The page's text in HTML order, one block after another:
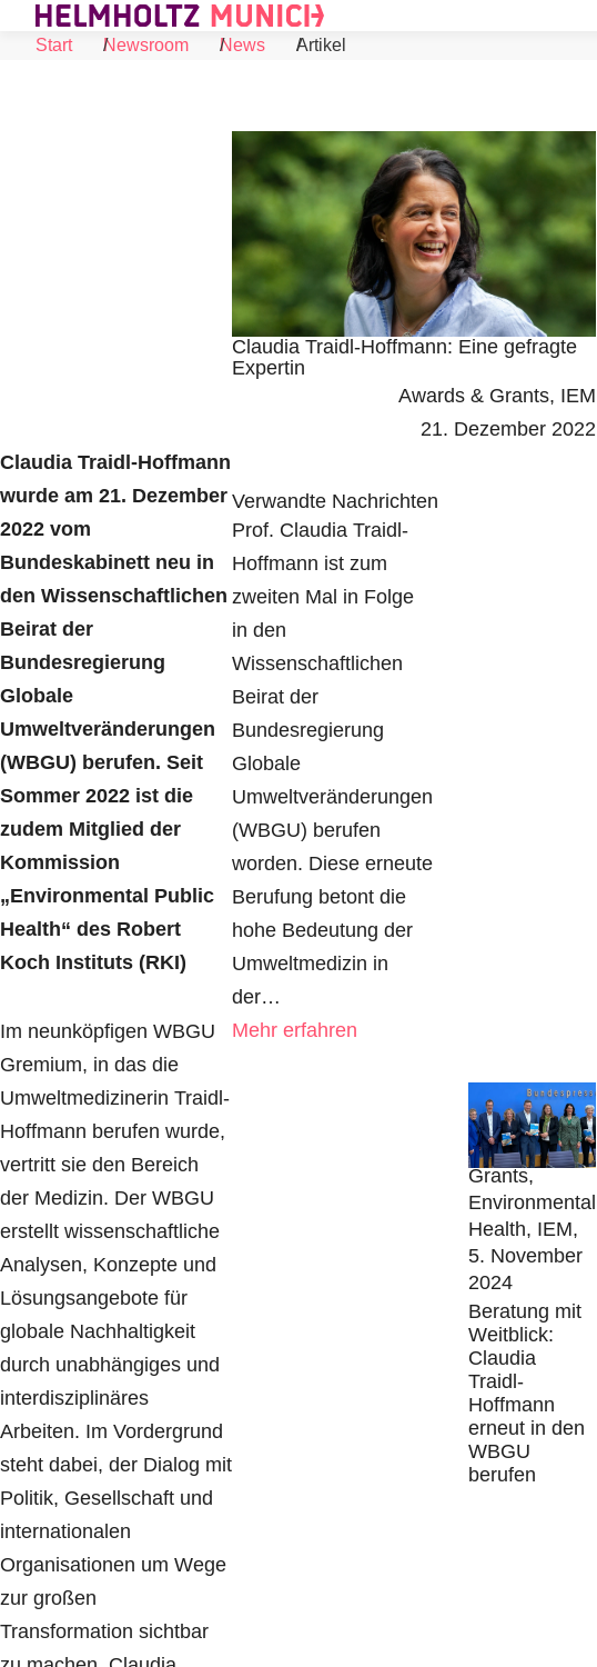
Skip to Content
Start
Newsroom News Artikel
Claudia Traidl-Hoffmann: Eine gefragte
Expertin
Awards & Grants IEM
21. Dezember 2022
Claudia Traidl-Hoffmann
wurde am 21. Dezember
2022 vom
Bundeskabinett neu in
den Wissenschaftlichen
Beirat der
Bundesregierung
Globale
Umweltveränderungen
(WBGU) berufen. Seit
Sommer 2022 ist die
zudem Mitglied der
Kommission
„Environmental Public
Health“ des Robert
Koch Instituts (RKI)
Im neunköpfigen WBGU
Gremium, in das die
Umweltmedizinerin Traidl-
Hoffmann berufen wurde,
vertritt sie den Bereich
der Medizin. Der WBGU
erstellt wissenschaftliche
Analysen, Konzepte und
Lösungsangebote für
globale Nachhaltigkeit
durch unabhängiges und
interdisziplinäres
Arbeiten. Im Vordergrund
steht dabei, der Dialog mit
Politik, Gesellschaft und
internationalen
Organisationen um Wege
zur großen
Transformation sichtbar
Verwandte Nachrichten
Public
Engagement,
Awards &
Grants,
Environmental
Health, IEM,
5. November
2024
Beratung mit
Weitblick:
Claudia
Traidl-
Hoffmann
erneut in den
WBGU
berufen
Prof. Claudia Traidl-
Hoffmann ist zum
zweiten Mal in Folge
in den
Wissenschaftlichen
Beirat der
Bundesregierung
Globale
Umweltveränderungen
(WBGU) berufen
worden. Diese erneute
Berufung betont die
hohe Bedeutung der
Umweltmedizin in
der…
Mehr erfahren